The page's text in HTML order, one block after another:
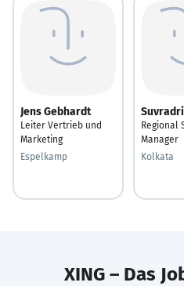
Jens Gebhardt
Leiter Vertrieb und
Marketing
Espelkamp
Regional
Manager
Kolkata
XING – Das